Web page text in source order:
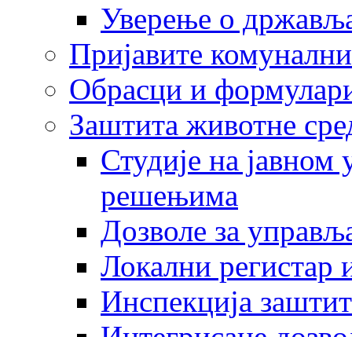
Уверење о
Пријавите
Обрасци и
Заштита животне
Студије на
решењима
Дозволе за
Локални регистар
Инспекција